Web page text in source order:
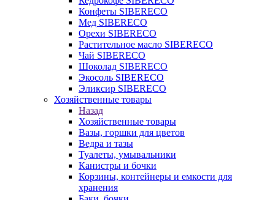
Конфеты SIBERECO
Мед SIBERECO
Орехи SIBERECO
Растительное масло SIBERECO
Чай SIBERECO
Шоколад SIBERECO
Экосоль SIBERECO
Эликсир SIBERECO
Хозяйственные товары
Назад
Хозяйственные товары
Вазы, горшки для цветов
Ведра и тазы
Туалеты, умывальники
Канистры и бочки
Корзины, контейнеры и емкости для
хранения